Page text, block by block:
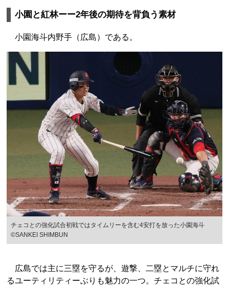
小園と紅林ーー2年後の期待を背負う素材
小園海斗内野手（広島）である。
チェコとの強化試合初戦ではタイムリーを含む4安打を放った小園海斗
©︎SANKEI SHIMBUN
広島では主に三塁を守るが、遊撃、二塁とマルチに守れ
るユーティリティーぶりも魅力の一つ。チェコとの強化試